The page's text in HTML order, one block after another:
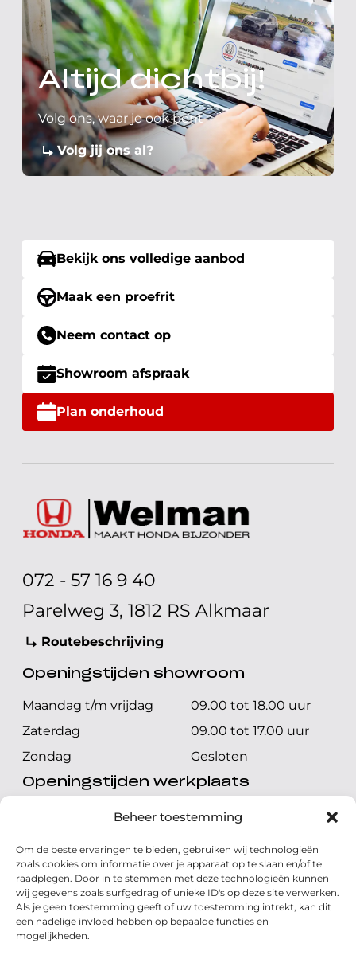
Beheer toestemming
Om de beste ervaringen te bieden, gebruiken wij technologieën
zoals cookies om informatie over je apparaat op te slaan en/of te
raadplegen. Door in te stemmen met deze technologieën kunnen
wij gegevens zoals surfgedrag of unieke ID's op deze site verwerken.
Als je geen toestemming geeft of uw toestemming intrekt, kan dit
een nadelige invloed hebben op bepaalde functies en
mogelijkheden.
Altijd dichtbij!
Volg ons, waar je ook bent
Volg jij ons al?
Bekijk ons volledige aanbod
Maak een proefrit
Neem contact op
Showroom afspraak
Plan onderhoud
072 - 57 16 9 40
Parelweg 3, 1812 RS Alkmaar
Routebeschrijving
Openingstijden showroom
Maandag t/m vrijdag
09.00 tot 18.00 uur
Zaterdag
09.00 tot 17.00 uur
Zondag
Gesloten
Openingstijden werkplaats
Maandag t/m vrijdag
08.00 tot 17.00 uur
Zondag
Gesloten
Volg ons